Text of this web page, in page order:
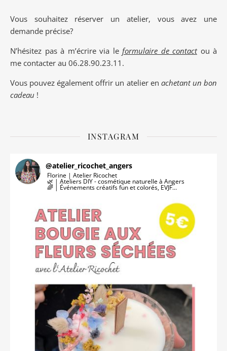
Vous souhaitez réserver un atelier, vous avez une
demande précise?
N’hésitez pas à m’écrire via le formulaire de contactou à
me contacter au 06.28.90.23.11.
Vous pouvez également offrir un atelier en achetant un bon
cadeau !
INSTAGRAM
@atelier_ricochet_angers
Florine | Atelier Ricochet
🌿 | Ateliers DIY - cosmétique naturelle à Angers
🌈 | Événements créatifs fun et colorés, EVJF…